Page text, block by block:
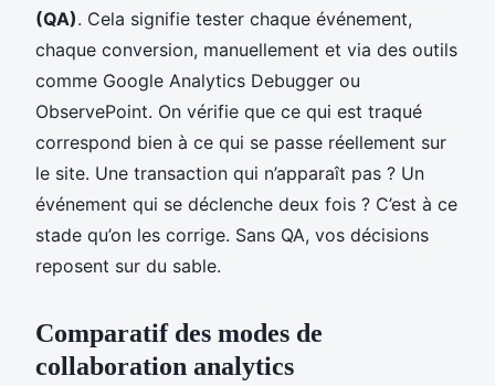
(QA). Cela signifie tester chaque événement,
chaque conversion, manuellement et via des outils
comme Google Analytics Debugger ou
ObservePoint. On vérifie que ce qui est traqué
correspond bien à ce qui se passe réellement sur
le site. Une transaction qui n’apparaît pas ? Un
événement qui se déclenche deux fois ? C’est à ce
stade qu’on les corrige. Sans QA, vos décisions
reposent sur du sable.
Comparatif des modes de
collaboration analytics